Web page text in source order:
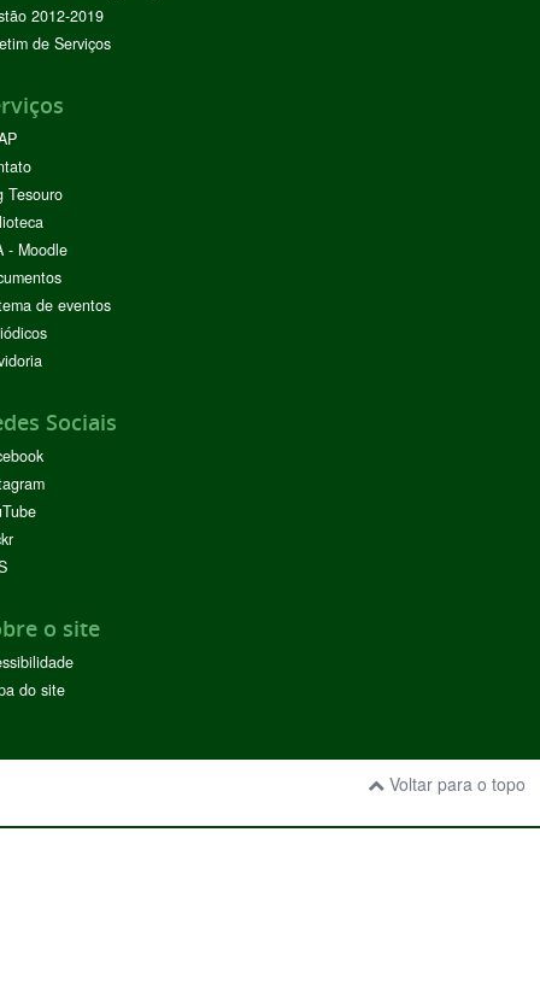
2012-2019
de Serviços
Tesouro
- Moodle
de eventos
Sociais
o site
do site
Voltar para o topo